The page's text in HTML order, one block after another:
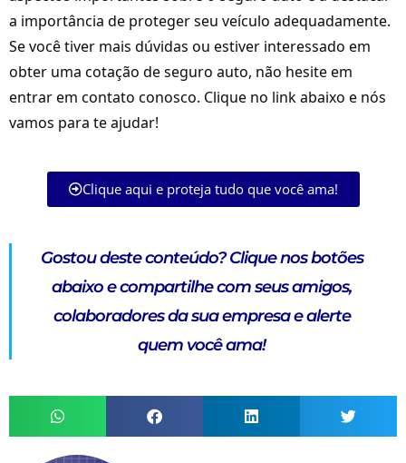
a importância de proteger seu veículo adequadamente.
Se você tiver mais dúvidas ou estiver interessado em
obter uma cotação de seguro auto, não hesite em
entrar em contato conosco. Clique no link abaixo e nós
vamos para te ajudar!
Clique aqui e proteja tudo que você ama!
Gostou deste conteúdo? Clique nos botões
abaixo e compartilhe com seus amigos,
colaboradores da sua empresa e alerte
quem você ama!